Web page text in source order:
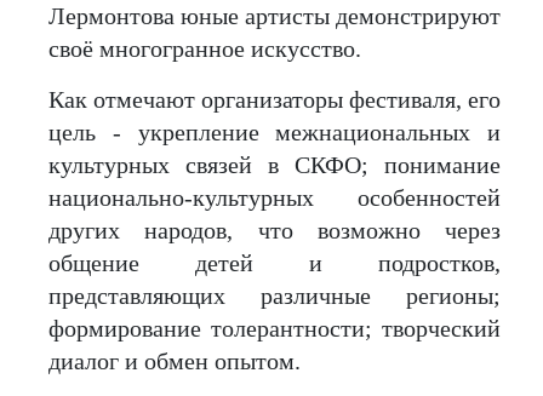
Лермонтова юные артисты демонстрируют
своё многогранное искусство.
Как отмечают организаторы фестиваля, его
цель - укрепление межнациональных и
культурных связей в СКФО; понимание
национально-культурных особенностей
других народов, что возможно через
общение детей и подростков,
представляющих различные регионы;
формирование толерантности; творческий
диалог и обмен опытом.